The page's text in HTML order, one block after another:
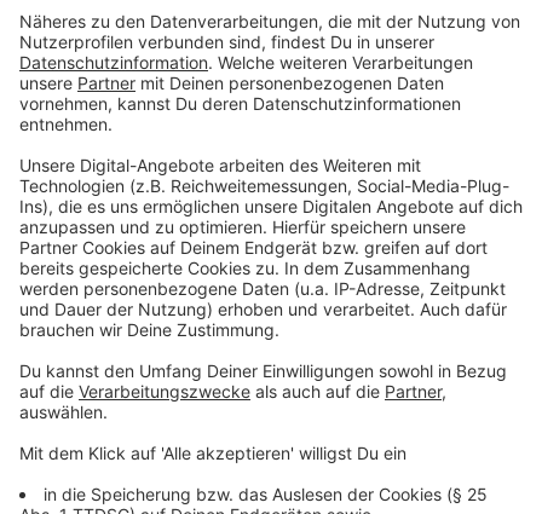
Anzeige
Unfallstatistik 2022 im Rhein-Kreis Neuss
Anzeige
Mehr Unfälle, aber weniger Schwerverletzte
Allgemeine Entwicklung
Im Straßenverkehr kamen 12 Menschen zu Tode, im
Vorjahr waren es 6. Das ist ein bedauerlicher Anstieg
auf ein viel zu hohes Niveau. Es wurden 8,5 Prozent
gegenüber 2019 beträgt der Rückgang sogar 21,7